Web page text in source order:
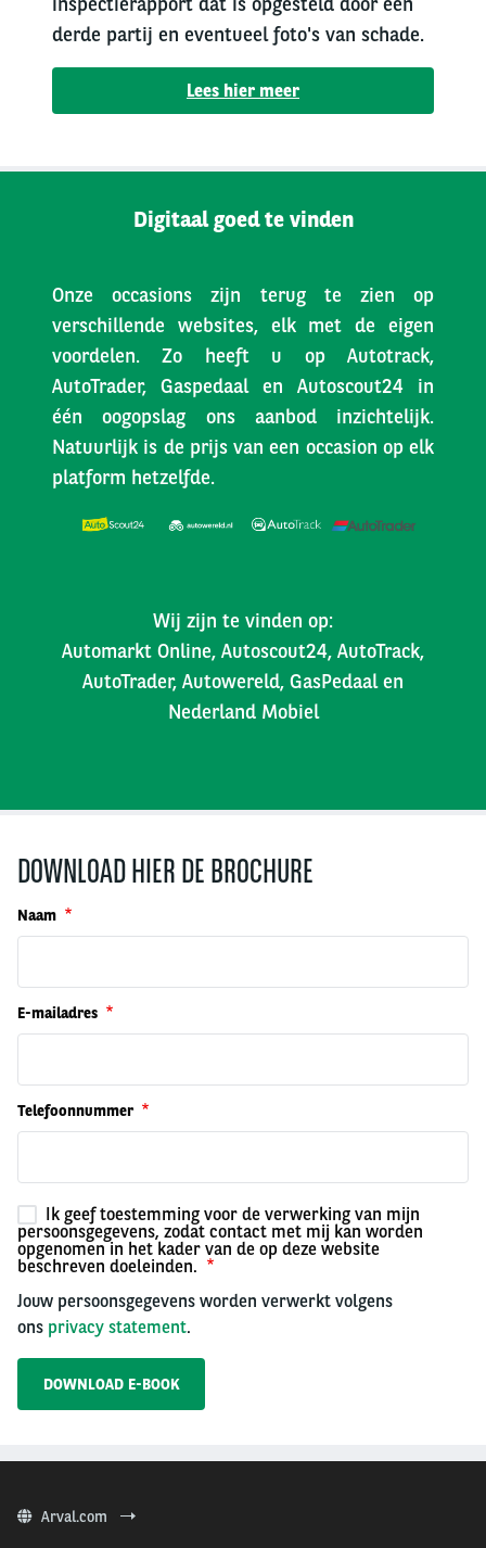
derde partij en eventueel foto's van schade.
Lees hier meer
Digitaal goed te vinden
Onze occasions zijn terug te zien op
verschillende websites, elk met de eigen
voordelen. Zo heeft u op Autotrack,
AutoTrader, Gaspedaal en Autoscout24 in
één oogopslag ons aanbod inzichtelijk.
Natuurlijk is de prijs van een occasion op elk
platform hetzelfde.
Wij zijn te vinden op:
Automarkt Online, Autoscout24, AutoTrack,
AutoTrader, Autowereld, GasPedaal en
Nederland Mobiel
DOWNLOAD HIER DE BROCHURE
Naam
E-mailadres
Telefoonnummer
Ik geef toestemming voor de verwerking van mijn
persoonsgegevens, zodat contact met mij kan worden
opgenomen in het kader van de op deze website
beschreven doeleinden.
Jouw persoonsgegevens worden verwerkt volgens
ons privacy statement.
Arval.com